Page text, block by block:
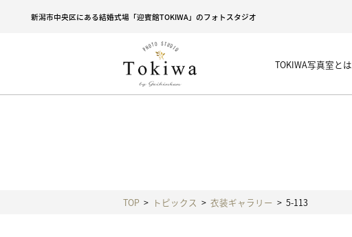
新潟市中央区にある結婚式場「迎賓館TOKIWA」のフォトスタジオ
TOKIWA写真室とは
TOP トピックス 衣装ギャラリー 5-113